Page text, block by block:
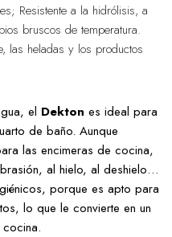
Resistente a la hidrólisis, a
bruscos de temperatura.
las heladas y los productos
el Dekton es ideal para
de baño. Aunque
las encimeras de cocina,
al hielo, al deshielo…
porque es apto para
lo que le convierte en un